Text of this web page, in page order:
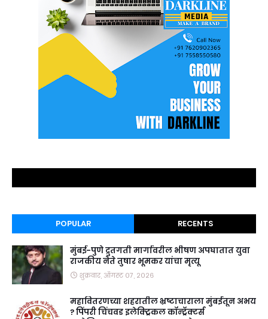
POPULAR RECENTS
मुंबई-पुणे द्रुतगती मार्गावरील भीषण अपघातात युवा
राजकीय नेते तुषार भूमकर यांचा मृत्यू
शुक्रवार, ऑगस्ट ०७, २०२६
महावितरणच्या शहरातील भ्रष्टाचाराला मुंबईतून अभय
? पिंपरी चिंचवड इलेक्ट्रिकल कॉन्ट्रॅक्टर्स